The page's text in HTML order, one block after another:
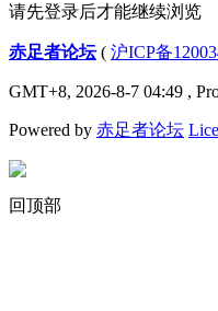
请先登录后才能继续浏览
赤足者论坛( 沪ICP备
GMT+8, 2026-8-7 04:49 ,
Powered by 赤足者论坛
回顶部